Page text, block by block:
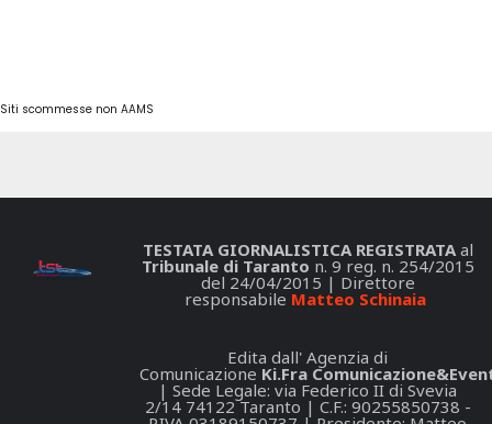
Siti scommesse non AAMS
TESTATA GIORNALISTICA REGISTRATAal
Tribunale di Taranto n. 9 reg. n. 254/2015
del 24/04/2015 | Direttore
responsabile Matteo Schinaia
Edita dall' Agenzia di
Comunicazione Ki.Fra
| Sede Legale: via Federico II di Svevia
2/14 74122 Taranto | C.F.: 90255850738 -